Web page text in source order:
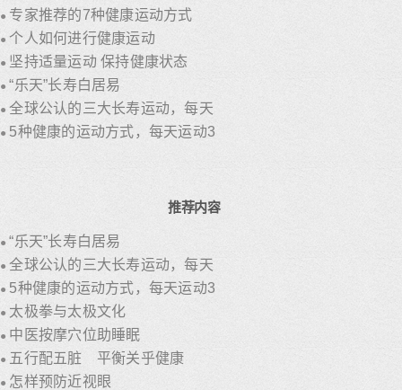
● 专家推荐的7种健康运动方式
●个人如何进行健康运动
● 坚持适量运动 保持健康状态
●“乐天”长寿白居易
●全球公认的三大长寿运动，每天
● 5种健康的运动方式，每天运动3
推荐内容
●“乐天”长寿白居易
●全球公认的三大长寿运动，每天
● 5种健康的运动方式，每天运动3
● 太极拳与太极文化
● 中医按摩穴位助睡眠
● 五行配五脏 平衡关乎健康
● 怎样预防近视眼